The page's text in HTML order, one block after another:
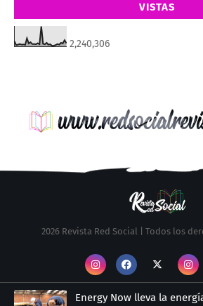
VISTAS
2,240,306
2026 Revista Red Social | Todos los
Energy Now lleva la